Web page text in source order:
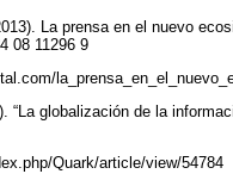
La prensa en el nuevo
08 11296 9
“La globalización de la
Quark/article/view/54784